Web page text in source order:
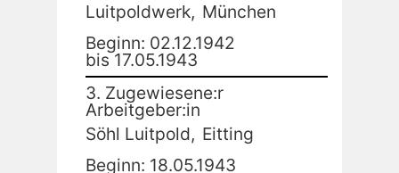
Luitpoldwerk, München
Beginn: 02.12.1942
bis 17.05.1943
3. Zugewiesene:r
Arbeitgeber:in
Söhl Luitpold, Eitting
Beginn: 18.05.1943